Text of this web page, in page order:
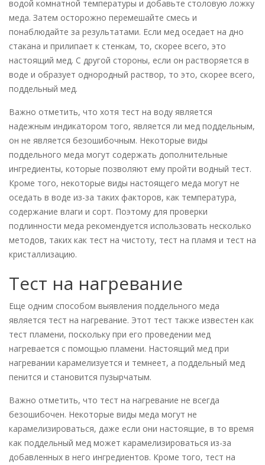
водой комнатной температуры и добавьте столовую ложку
меда. Затем осторожно перемешайте смесь и
понаблюдайте за результатами. Если мед оседает на дно
стакана и прилипает к стенкам, то, скорее всего, это
настоящий мед. С другой стороны, если он растворяется в
воде и образует однородный раствор, то это, скорее всего,
поддельный мед.
Важно отметить, что хотя тест на воду является
надежным индикатором того, является ли мед поддельным,
он не является безошибочным. Некоторые виды
поддельного меда могут содержать дополнительные
ингредиенты, которые позволяют ему пройти водный тест.
Кроме того, некоторые виды настоящего меда могут не
оседать в воде из-за таких факторов, как температура,
содержание влаги и сорт. Поэтому для проверки
подлинности меда рекомендуется использовать несколько
методов, таких как тест на чистоту, тест на пламя и тест на
кристаллизацию.
Тест на нагревание
Еще одним способом выявления поддельного меда
является тест на нагревание. Этот тест также известен как
тест пламени, поскольку при его проведении мед
нагревается с помощью пламени. Настоящий мед при
нагревании карамелизуется и темнеет, а поддельный мед
пенится и становится пузырчатым.
Важно отметить, что тест на нагревание не всегда
безошибочен. Некоторые виды меда могут не
карамелизироваться, даже если они настоящие, в то время
как поддельный мед может карамелизироваться из-за
добавленных в него ингредиентов. Кроме того, тест на